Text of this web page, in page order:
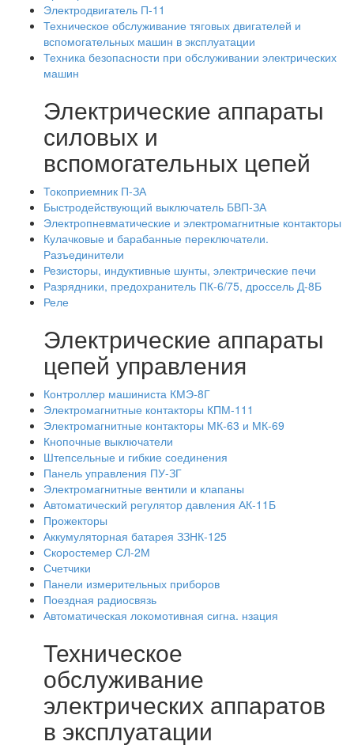
Электродвигатель П-11
Техническое обслуживание тяговых двигателей и
вспомогательных машин в эксплуатации
Техника безопасности при обслуживании электрических
машин
Электрические аппараты
силовых и
вспомогательных цепей
Токоприемник П-ЗА
Быстродействующий выключатель БВП-ЗА
Электропневматические и электромагнитные контакторы
Кулачковые и барабанные переключатели.
Разъединители
Резисторы, индуктивные шунты, электрические печи
Разрядники, предохранитель ПК-6/75, дроссель Д-8Б
Реле
Электрические аппараты
цепей управления
Контроллер машиниста КМЭ-8Г
Электромагнитные контакторы КПМ-111
Электромагнитные контакторы МК-63 и МК-69
Кнопочные выключатели
Штепсельные и гибкие соединения
Панель управления ПУ-ЗГ
Электромагнитные вентили и клапаны
Автоматический регулятор давления АК-11Б
Прожекторы
Аккумуляторная батарея ЗЗНК-125
Скоростемер СЛ-2М
Счетчики
Панели измерительных приборов
Поездная радиосвязь
Автоматическая локомотивная сигна. нзация
Техническое
обслуживание
электрических аппаратов
в эксплуатации